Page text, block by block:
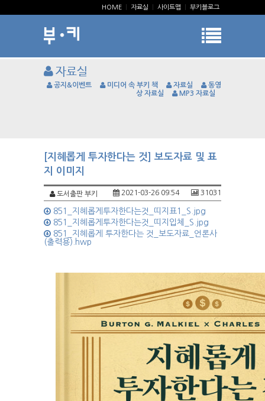
HOME 자료실 사이트맵 부키블로그
자료실
공지&이벤트 미디어 속 부키 책 자료실
동영
상 자료실
MP3 자료실
[지혜롭게 투자한다는 것] 보도자료 및 표
지 이미지
도서출판 부키 31031
2021-03-26 09:54
851_지혜롭게투자한다는것_띠지표1_S.jpg
851_지혜롭게투자한다는것_띠지입체_S.jpg
851_지혜롭게 투자한다는 것_보도자료_언론사
(출력용).hwp